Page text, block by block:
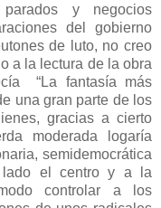
y negocios
del gobierno
de luto, no creo
a la lectura de la obra
“La fantasía más
una gran parte de los
gracias a cierto
moderada logaría
semidemocrática
lado el centro y a la
controlar a los